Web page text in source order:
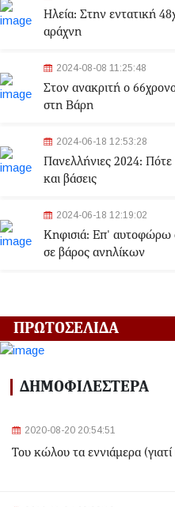
Ηλεία: Στην εντατική
αράχνη
2024-08-08 11:25:48
Στον ανακριτή ο
στη Βάρη
2024-06-18 12:53:28
Πανελλήνιες 2024:
και βάσεις
2024-06-18 12:19:02
Κηφισιά: Eπ' αυτοφώρω
σε βάρος ανηλίκων
Αλλαγές στα
2024-03-22 11:07:47
Ομόνοια: Ριφιφί σε
ΠΡΩΤΟΣΕΛΙΔΑ
ΔΗΜΟΦΙΛΕΣΤΕΡΑ
2020-08-20 20:54:51
Του κώλου τα εννιάμερα (γιατί